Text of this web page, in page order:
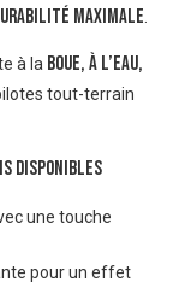
maximale
à la boue, à l’eau,
tout-terrain
disponibles
une touche
pour un effet